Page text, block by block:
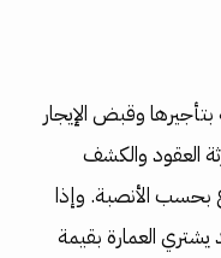
وقبض الإيجار
العقود والكشف
بحسب الأنصبة. وإذا
العمارة بقيمة